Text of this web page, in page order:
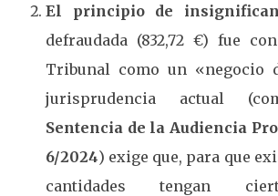
El principio de
defraudada (832,72 €) fue
Tribunal como un «negocio
jurisprudencia actual
Sentencia de la Audiencia
6/2024) exige que, para que
cantidades tengan